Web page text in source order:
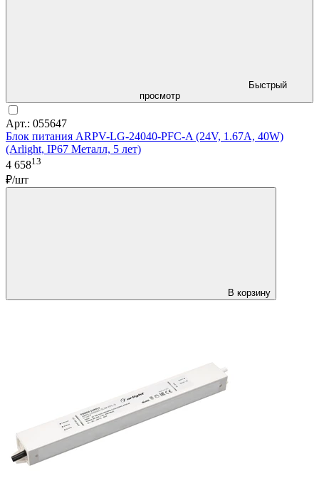
Быстрый
просмотр
Арт.: 055647
Блок питания ARPV-LG-24040-PFC-A (24V, 1.67A, 40W)
(Arlight, IP67 Металл, 5 лет)
4 65813
₽/шт
В корзину